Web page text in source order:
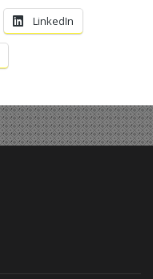
LinkedIn